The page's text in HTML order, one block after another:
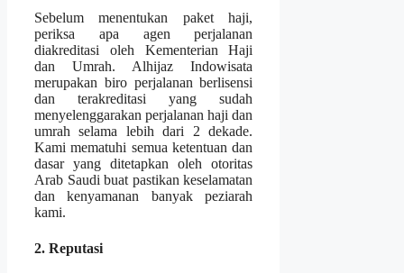
Sebelum menentukan paket haji,
periksa apa agen perjalanan
diakreditasi oleh Kementerian Haji
dan Umrah. Alhijaz Indowisata
merupakan biro perjalanan berlisensi
dan terakreditasi yang sudah
menyelenggarakan perjalanan haji dan
umrah selama lebih dari 2 dekade.
Kami mematuhi semua ketentuan dan
dasar yang ditetapkan oleh otoritas
Arab Saudi buat pastikan keselamatan
dan kenyamanan banyak peziarah
kami.
2. Reputasi